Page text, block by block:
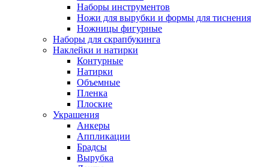
Наборы инструментов
Ножи для вырубки и формы для тиснения
Ножницы фигурные
Наборы для скрапбукинга
Наклейки и натирки
Контурные
Натирки
Объемные
Пленка
Плоские
Украшения
Анкеры
Аппликации
Брадсы
Вырубка